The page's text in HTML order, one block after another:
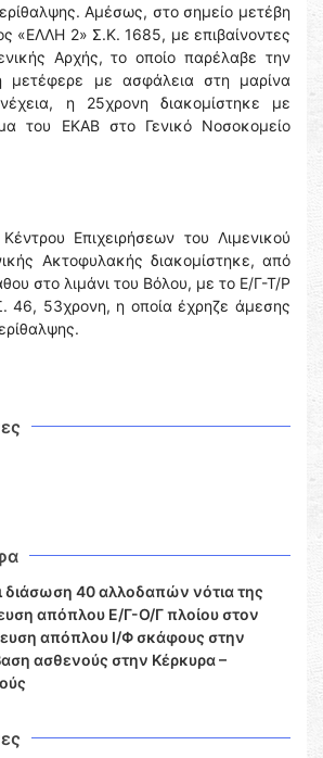
Αμέσως, στο σημείο μετέβη
«ΕΛΛΗ 2» Σ.Κ. 1685, με επιβαίνοντες
Αρχής, το οποίο παρέλαβε την
μετέφερε με ασφάλεια στη μαρίνα
η 25χρονη διακομίστηκε με
του ΕΚΑΒ στο Γενικό Νοσοκομείο
Επιχειρήσεων του Λιμενικού
Ακτοφυλακής διακομίστηκε, από
στο λιμάνι του Βόλου, με το Ε/Γ-Τ/Ρ
46, 53χρονη, η οποία έχρηζε άμεσης
διάσωση 40 αλλοδαπών νότια της
απόπλου Ε/Γ-Ο/Γ πλοίου στον
απόπλου Ι/Φ σκάφους στην
ασθενούς στην Κέρκυρα –